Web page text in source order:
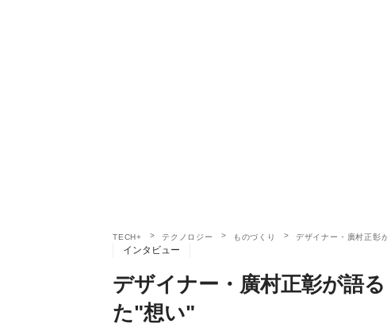
TECH+ テクノロジー ものづくり デザイナー・廣村正彰
インタビュー
デザイナー・廣村正彰が語
た"想い"